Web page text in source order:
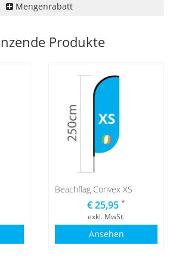
Mengenrabatt
Produkte
Beachflag Convex XS
€ 25,95 *
exkl. MwSt.
Ansehen